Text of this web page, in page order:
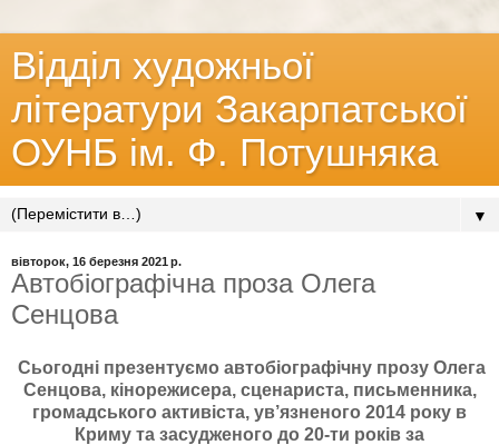
Відділ художньої
літератури Закарпатської
ОУНБ ім. Ф. Потушняка
▼
вівторок, 16 березня 2021 р.
Автобіографічна проза Олега
Сенцова
Сьогодні презентуємо автобіографічну прозу Олега
Сенцова, кінорежисера, сценариста, письменника,
громадського активіста, ув’язненого 2014 року в
Криму та засудженого до 20-ти років за